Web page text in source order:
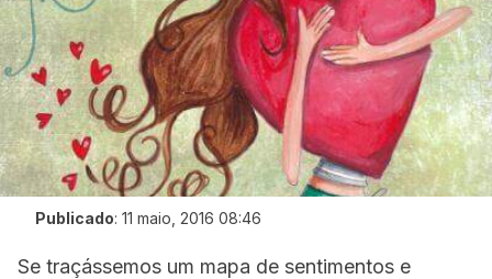
Publicado: 11 maio, 2016 08:46
Se traçássemos um mapa de sentimentos e